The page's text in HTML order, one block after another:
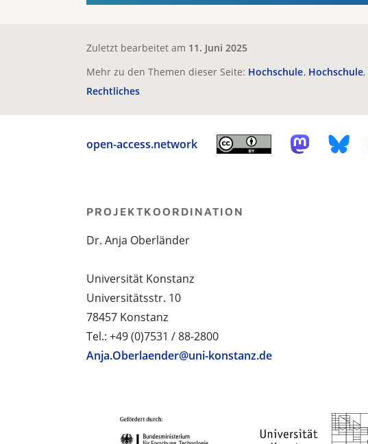
Zuletzt bearbeitet am 11. Juni 2025
Mehr zu den Themen dieser Seite: Hochschule Hochschule
Rechtliches
open-access.network
PROJEKTKOORDINATION
Dr. Anja Oberländer
Universität Konstanz
Universitätsstr. 10
78457 Konstanz
Tel.: +49 (0)7531 / 88-2800
Anja.Oberlaender@uni-konstanz.de